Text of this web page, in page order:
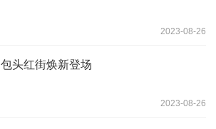
2023-08-26
包头红街焕新登场
2023-08-26